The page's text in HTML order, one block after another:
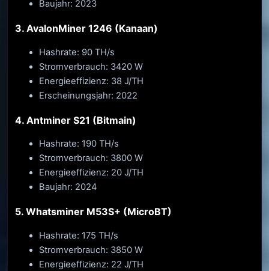
Baujahr: 2023
3. AvalonMiner 1246 (Kanaan)
Hashrate: 90 TH/s
Stromverbrauch: 3420 W
Energieeffizienz: 38 J/TH
Erscheinungsjahr: 2022
4. Antminer S21 (Bitmain)
Hashrate: 190 TH/s
Stromverbrauch: 3800 W
Energieeffizienz: 20 J/TH
Baujahr: 2024
5. Whatsminer M53S+ (MicroBT)
Hashrate: 175 TH/s
Stromverbrauch: 3850 W
Energieeffizienz: 22 J/TH